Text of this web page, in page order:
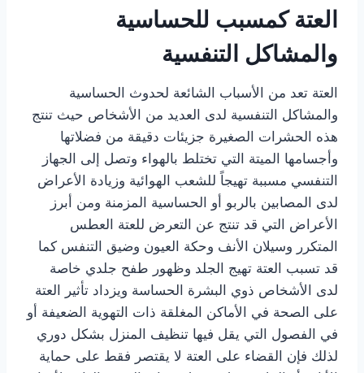
العتة كمسبب للحساسية
والمشاكل التنفسية
العتة تعد من الأسباب الشائعة لحدوث الحساسية
والمشاكل التنفسية لدى العديد من الأشخاص حيث تنتج
هذه الحشرات الصغيرة جزيئات دقيقة من فضلاتها
وأجسامها الميتة التي تختلط بالهواء وتصل إلى الجهاز
التنفسي مسببة تهيجاً للشعب الهوائية وزيادة الأعراض
لدى المصابين بالربو أو الحساسية المزمنة ومن أبرز
الأعراض التي قد تنتج عن التعرض للعتة العطس
المتكرر وسيلان الأنف وحكة العيون وضيق التنفس كما
قد تسبب العتة تهيج الجلد وظهور طفح جلدي خاصة
لدى الأشخاص ذوي البشرة الحساسة ويزداد تأثير العتة
على الصحة في الأماكن المغلقة ذات التهوية الضعيفة أو
في الفصول التي يقل فيها تنظيف المنزل بشكل دوري
لذلك فإن القضاء على العتة لا يقتصر فقط على حماية